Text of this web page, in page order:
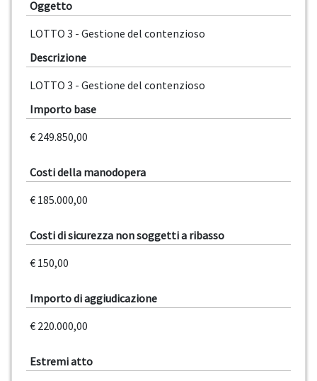
Oggetto
LOTTO 3 - Gestione del contenzioso
Descrizione
LOTTO 3 - Gestione del contenzioso
Importo base
€ 249.850,00
Costi della manodopera
€ 185.000,00
Costi di sicurezza non soggetti a ribasso
€ 150,00
Importo di aggiudicazione
€ 220.000,00
Estremi atto